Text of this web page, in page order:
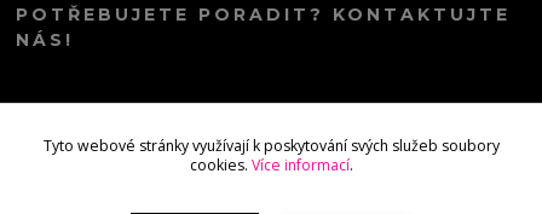
POTŘEBUJETE PORADIT? KONTAKTUJTE
NÁS!
Tyto webové stránky využívají k poskytování svých služeb soubory
cookies. Více informací.